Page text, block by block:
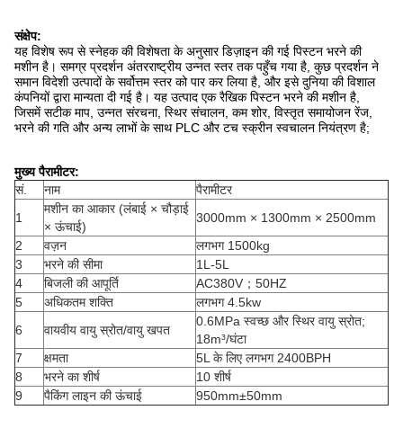
संक्षेप:
यह विशेष रूप से स्नेहक की विशेषता के अनुसार डिज़ाइन की गई पिस्टन भरने की
मशीन है। समग्र प्रदर्शन अंतरराष्ट्रीय उन्नत स्तर तक पहुँच गया है, कुछ प्रदर्शन ने
समान विदेशी उत्पादों के सर्वोत्तम स्तर को पार कर लिया है, और इसे दुनिया की विशाल
कंपनियों द्वारा मान्यता दी गई है। यह उत्पाद एक रैखिक पिस्टन भरने की मशीन है,
जिसमें सटीक माप, उन्नत संरचना, स्थिर संचालन, कम शोर, विस्तृत समायोजन रेंज,
भरने की गति और अन्य लाभों के साथ PLC और टच स्क्रीन स्वचालन नियंत्रण है;
मुख्य पैरामीटर:
सं.
नाम
पैरामीटर
1
मशीन का आकार (लंबाई × चौड़ाई
× ऊंचाई)
3000mm × 1300mm × 2500mm
2
वज़न
लगभग 1500kg
3
भरने की सीमा
1L-5L
4
बिजली की आपूर्ति
AC380V；50HZ
5
अधिकतम शक्ति
लगभग 4.5kw
6
वायवीय वायु स्रोत/वायु खपत
0.6MPa स्वच्छ और स्थिर वायु स्रोत;
18m³/घंटा
7
क्षमता
5L के लिए लगभग 2400BPH
8
भरने का शीर्ष
10 शीर्ष
9
पैकिंग लाइन की ऊंचाई 950mm±50mm